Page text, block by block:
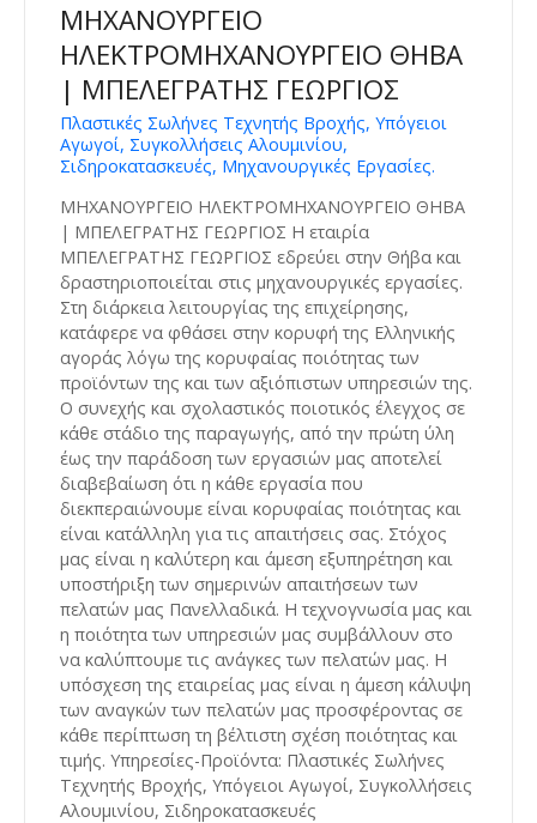
ΜΗΧΑΝΟΥΡΓΕΙΟ
ΗΛΕΚΤΡΟΜΗΧΑΝΟΥΡΓΕΙΟ ΘΗΒΑ
| ΜΠΕΛΕΓΡΑΤΗΣ ΓΕΩΡΓΙΟΣ
Πλαστικές Σωλήνες Τεχνητής Βροχής, Υπόγειοι
Αγωγοί, Συγκολλήσεις Αλουμινίου,
Σιδηροκατασκευές, Μηχανουργικές Εργασίες.
ΜΗΧΑΝΟΥΡΓΕΙΟ ΗΛΕΚΤΡΟΜΗΧΑΝΟΥΡΓΕΙΟ ΘΗΒΑ
| ΜΠΕΛΕΓΡΑΤΗΣ ΓΕΩΡΓΙΟΣ Η εταιρία
ΜΠΕΛΕΓΡΑΤΗΣ ΓΕΩΡΓΙΟΣ εδρεύει στην Θήβα και
δραστηριοποιείται στις μηχανουργικές εργασίες.
Στη διάρκεια λειτουργίας της επιχείρησης,
κατάφερε να φθάσει στην κορυφή της Ελληνικής
αγοράς λόγω της κορυφαίας ποιότητας των
προϊόντων της και των αξιόπιστων υπηρεσιών της.
Ο συνεχής και σχολαστικός ποιοτικός έλεγχος σε
κάθε στάδιο της παραγωγής, από την πρώτη ύλη
έως την παράδοση των εργασιών μας αποτελεί
διαβεβαίωση ότι η κάθε εργασία που
διεκπεραιώνουμε είναι κορυφαίας ποιότητας και
είναι κατάλληλη για τις απαιτήσεις σας. Στόχος
μας είναι η καλύτερη και άμεση εξυπηρέτηση και
υποστήριξη των σημερινών απαιτήσεων των
πελατών μας Πανελλαδικά. Η τεχνογνωσία μας και
η ποιότητα των υπηρεσιών μας συμβάλλουν στο
να καλύπτουμε τις ανάγκες των πελατών μας. Η
υπόσχεση της εταιρείας μας είναι η άμεση κάλυψη
των αναγκών των πελατών μας προσφέροντας σε
κάθε περίπτωση τη βέλτιστη σχέση ποιότητας και
τιμής. Υπηρεσίες-Προϊόντα: Πλαστικές Σωλήνες
Τεχνητής Βροχής, Υπόγειοι Αγωγοί, Συγκολλήσεις
Αλουμινίου, Σιδηροκατασκευές